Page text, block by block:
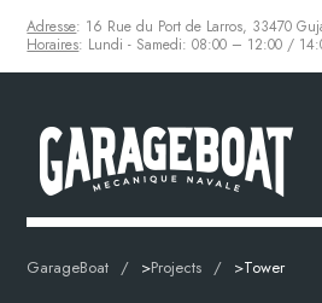
Adresse: 16 Rue du Port de Larros, 33470
Horaires: Lundi - Samedi: 08:00 – 12:00 /
GarageBoat >Projects >Tower